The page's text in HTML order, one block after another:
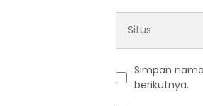
Simpan
berikutnya.